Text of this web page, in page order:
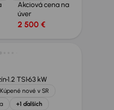
Akciová cena na
úver
2 500 €
1.2 TSI63 kW
Kúpené nové v SR
+1 ďalších